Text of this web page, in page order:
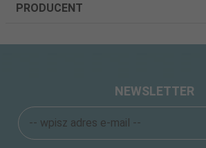
PRODUCENT
NEWSLETTER